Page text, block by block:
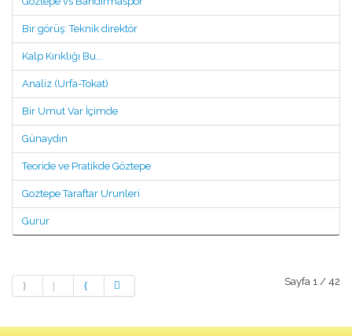
Bir görüş: Teknik direktör
Kalp Kırıklığı Bu...
Analiz (Urfa-Tokat)
Bir Umut Var İçimde
Günaydın
Teoride ve Pratikde Göztepe
Goztepe Taraftar Urunleri
Gurur
Sayfa 1 / 42